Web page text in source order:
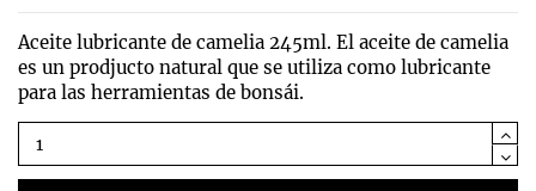
Aceite lubricante de camelia 245ml. El aceite de camelia
es un prodjucto natural que se utiliza como lubricante
para las herramientas de bonsái.